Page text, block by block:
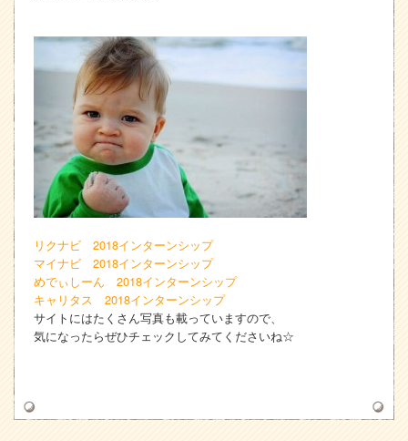
リクナビ 2018インターンシップ
マイナビ 2018インターンシップ
めでぃしーん 2018インターンシップ
キャリタス 2018インターンシップ
サイトにはたくさん写真も載っていますので、
気になったらぜひチェックしてみてくださいね☆